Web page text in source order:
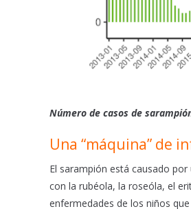
Número de casos de
Una “máquina” de
El sarampión está causado
con la rubéola, la roseóla, el
enfermedades de los niños